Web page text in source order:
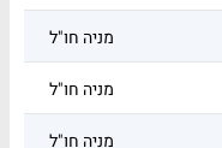
מניה חו"ל
מניה חו"ל
מניה חו"ל